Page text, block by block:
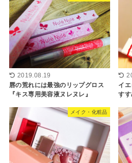
2019.08.19
唇の荒れには最強のリップグロス
『キス専用美容液ヌレヌレ』
イ
す
メイク・化粧品